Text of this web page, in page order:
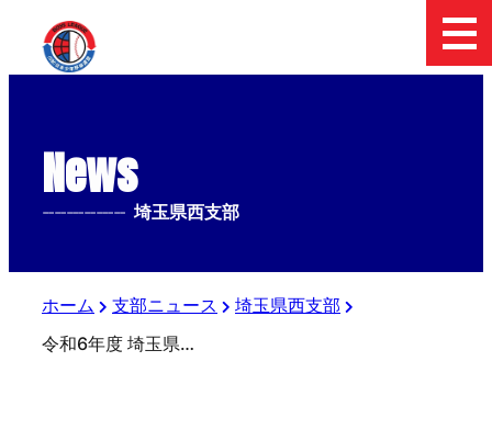
News
-------------- 埼玉県西支部
ホーム 支部ニュース
埼玉県西支部
令和6年度 埼玉県西支部 秋季大会結果